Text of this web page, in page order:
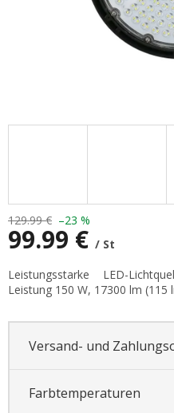
129.99 € –23 %
99.99 € / St
Verkaufspreis:
Leistungsstarke LED-
Leistung 150 W, 17300 lm (115
Versand- und
Farbtemperaturen